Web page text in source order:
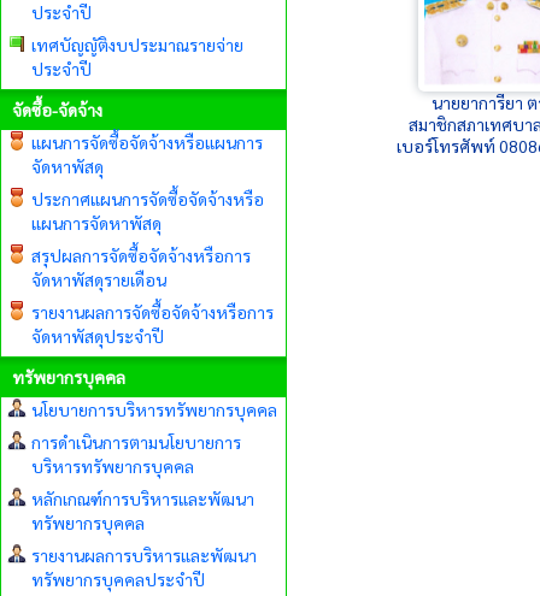
ประจำปี
เทศบัญญัติงบประมาณรายจ่าย
ประจำปี
จัดซื้อ-จัดจ้าง
แผนการจัดซื้อจัดจ้างหรือแผนการ
จัดหาพัสดุ
ประกาศแผนการจัดซื้อจัดจ้างหรือ
แผนการจัดหาพัสดุ
สรุปผลการจัดซื้อจัดจ้างหรือการ
จัดหาพัสดุรายเดือน
รายงานผลการจัดซื้อจัดจ้างหรือการ
จัดหาพัสดุประจำปี
ทรัพยากรบุคคล
นโยบายการบริหารทรัพยากรบุคคล
การดำเนินการตามนโยบายการ
บริหารทรัพยากรบุคคล
หลักเกณฑ์การบริหารและพัฒนา
ทรัพยากรบุคคล
รายงานผลการบริหารและพัฒนา
ทรัพยากรบุคคลประจำปี
นายยาการียา ต
สมาชิกสภาเทศบา
เบอร์โทรศัพท์